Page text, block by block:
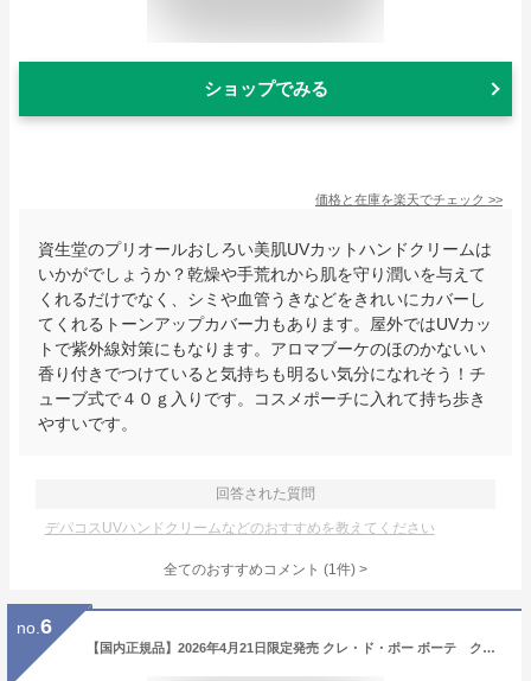
ショップでみる
価格と在庫を楽天でチェック >>
資生堂のプリオールおしろい美肌UVカットハンドクリームは
いかがでしょうか？乾燥や手荒れから肌を守り潤いを与えて
くれるだけでなく、シミや血管うきなどをきれいにカバーし
てくれるトーンアップカバー力もあります。屋外ではUVカッ
トで紫外線対策にもなります。アロマブーケのほのかないい
香り付きでつけていると気持ちも明るい気分になれそう！チ
ューブ式で４０ｇ入りです。コスメポーチに入れて持ち歩き
やすいです。
回答された質問
デパコスUVハンドクリームなどのおすすめを教えてください
全てのおすすめコメント (1件) >
no. 6
【国内正規品】2026年4月21日限定発売 クレ・ド・ポー ボーテ クレームプールレマン 2026 LIMITED COLLECTION ハンドクリーム SPF18・PA++